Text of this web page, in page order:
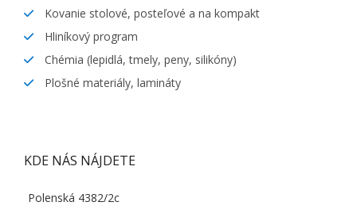
Kovanie stolové, posteľové a na kompakt
Hliníkový program
Chémia (lepidlá, tmely, peny, silikóny)
Plošné materiály, lamináty
KDE NÁS NÁJDETE
Polenská 4382/2c